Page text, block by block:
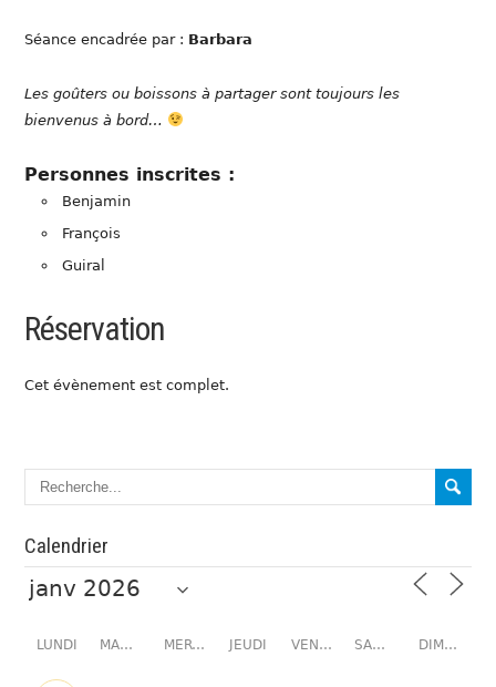
Séance encadrée par : Barbara
Les goûters ou boissons à partager sont toujours les
bienvenus à bord…
Personnes inscrites :
Benjamin
François
Guiral
Réservation
Cet évènement est complet.
Calendrier
LUNDI MARDI MERCREDI JEUDI VENDREDI SAMEDI DIMANCHE